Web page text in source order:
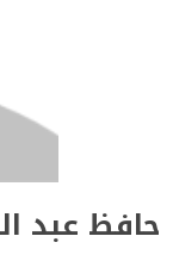
حافظ عبد